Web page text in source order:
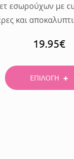
εσωρούχων με
και
19.95€
ΕΠΙΛΟΓΗ